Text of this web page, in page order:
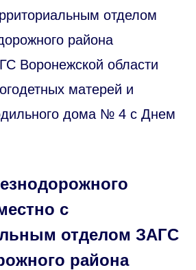
отделом
района
Воронежской области
матерей и
дома № 4 с Днем
с
отделом ЗАГС
района